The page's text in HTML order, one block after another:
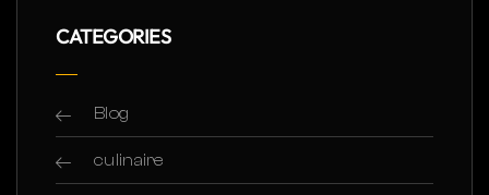
CATEGORIES
Blog
culinaire